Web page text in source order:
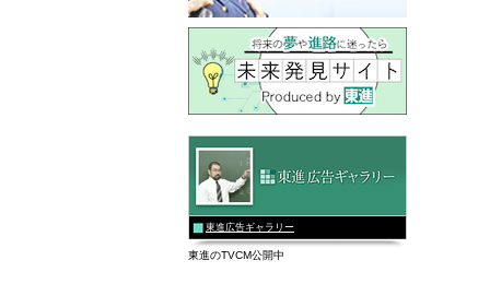
東進広告ギャラリー
東進のTVCM公開中